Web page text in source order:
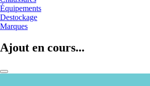
Équipements
Destockage
Marques
Ajout en cours...